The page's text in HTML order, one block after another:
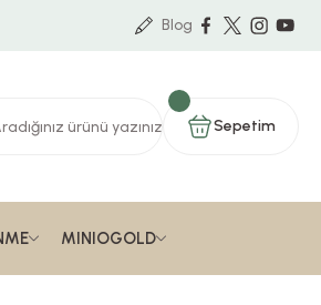
Blog
Sepetim
MINIOGOLD